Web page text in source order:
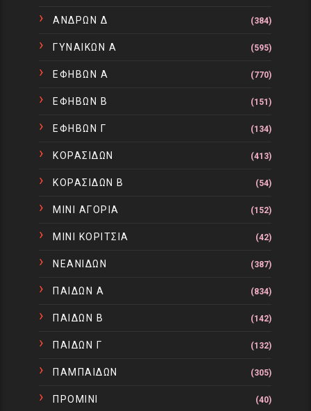
ΑΝΔΡΩΝ Δ (384)
ΓΥΝΑΙΚΩΝ Α (595)
ΕΦΗΒΩΝ Α (770)
ΕΦΗΒΩΝ Β (151)
ΕΦΗΒΩΝ Γ (134)
ΚΟΡΑΣΙΔΩΝ (413)
ΚΟΡΑΣΙΔΩΝ Β (54)
ΜΙΝΙ ΑΓΟΡΙΑ (152)
ΜΙΝΙ ΚΟΡΙΤΣΙΑ (42)
ΝΕΑΝΙΔΩΝ (387)
ΠΑΙΔΩΝ Α (834)
ΠΑΙΔΩΝ Β (142)
ΠΑΙΔΩΝ Γ (132)
ΠΑΜΠΑΙΔΩΝ (305)
ΠΡΟΜΙΝΙ (40)